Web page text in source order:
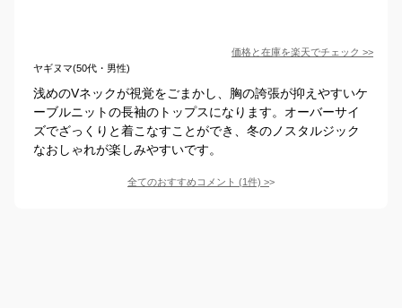
価格と在庫を楽天でチェック >>
ヤギヌマ(50代・男性)
浅めのVネックが視覚をごまかし、胸の誇張が抑えやすいケ
ーブルニットの長袖のトップスになります。オーバーサイ
ズでざっくりと着こなすことができ、冬のノスタルジック
なおしゃれが楽しみやすいです。
全てのおすすめコメント (1件) >